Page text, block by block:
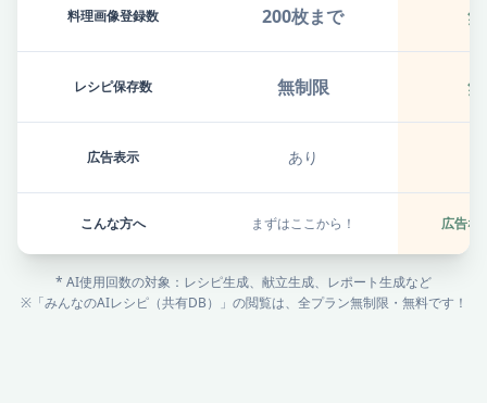
料理画像登録数 200枚まで
レシピ保存数 無制限
広告表示 あり
こんな方へ まずはここから！ 広告な
* AI使用回数の対象：レシピ生成、献立生成、レポート生成など
※「みんなのAIレシピ（共有DB）」の閲覧は、全プラン無制限・無料です！